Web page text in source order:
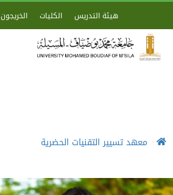
هيئة التدريس الكليات الخريجون
معهد تسيير التقنيات الحضرية